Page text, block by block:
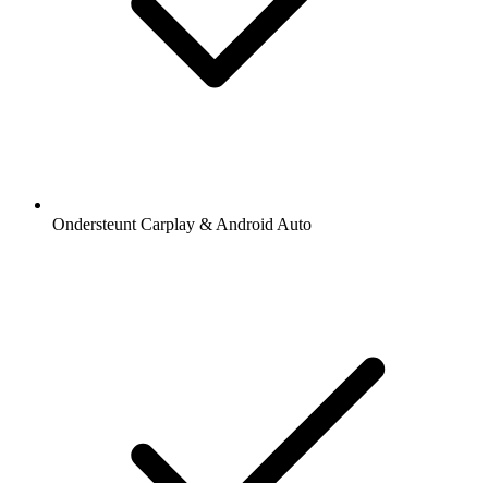
Ondersteunt Carplay & Android Auto